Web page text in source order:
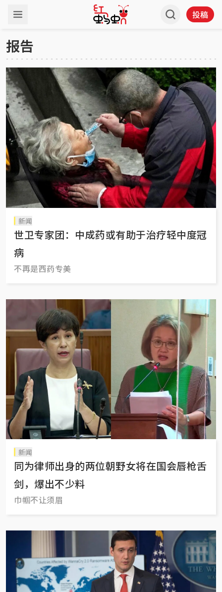
投稿
报告
新闻
世卫专家团：中成药或有助于治疗轻中度冠
病
不再是西药专美
新闻
同为律师出身的两位朝野女将在国会唇枪舌
剑，爆出不少料
巾帼不让须眉